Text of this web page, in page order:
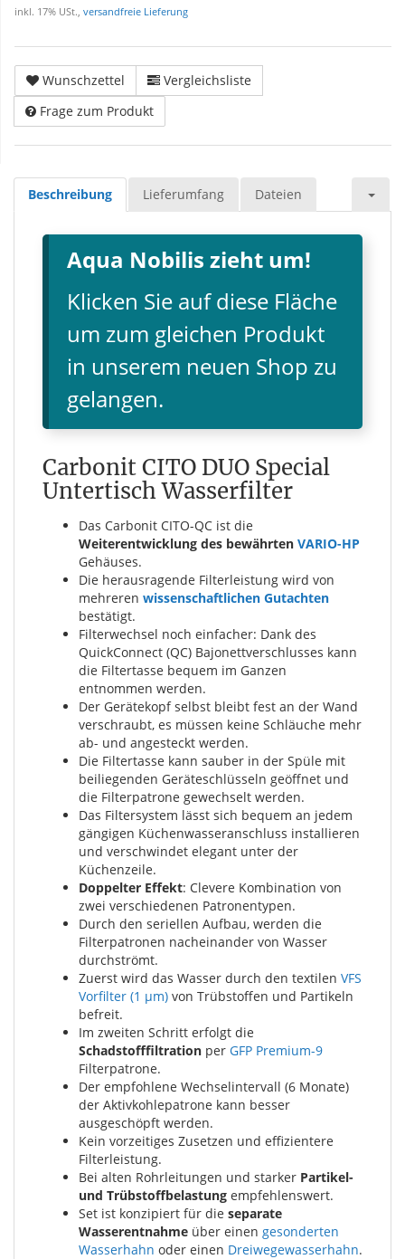
inkl. 17% USt., versandfreie Lieferung
Wunschzettel
Vergleichsliste
Frage zum Produkt
Beschreibung Lieferumfang Dateien
Aqua Nobilis zieht um!
Klicken Sie auf diese Fläche
um zum gleichen Produkt
in unserem neuen Shop zu
gelangen.
Carbonit CITO DUO Special
Untertisch Wasserfilter
Das Carbonit CITO-QC ist die
Weiterentwicklung des bewährten VARIO-HP
Gehäuses.
Die herausragende Filterleistung wird von
mehreren wissenschaftlichen Gutachten
bestätigt.
Filterwechsel noch einfacher: Dank des
QuickConnect (QC) Bajonettverschlusses kann
die Filtertasse bequem im Ganzen
entnommen werden.
Der Gerätekopf selbst bleibt fest an der Wand
verschraubt, es müssen keine Schläuche mehr
ab- und angesteckt werden.
Die Filtertasse kann sauber in der Spüle mit
beiliegenden Geräteschlüsseln geöffnet und
die Filterpatrone gewechselt werden.
Das Filtersystem lässt sich bequem an jedem
gängigen Küchenwasseranschluss installieren
und verschwindet elegant unter der
Küchenzeile.
Doppelter Effekt: Clevere Kombination von
zwei verschiedenen Patronentypen.
Durch den seriellen Aufbau, werden die
Filterpatronen nacheinander von Wasser
durchströmt.
Zuerst wird das Wasser durch den textilen VFS
Vorfilter (1 µm) von Trübstoffen und Partikeln
befreit.
Im zweiten Schritt erfolgt die
Schadstofffiltration per GFP Premium-9
Filterpatrone.
Der empfohlene Wechselintervall (6 Monate)
der Aktivkohlepatrone kann besser
ausgeschöpft werden.
Kein vorzeitiges Zusetzen und effizientere
Filterleistung.
Bei alten Rohrleitungen und starker Partikel-
und Trübstoffbelastung empfehlenswert.
Set ist konzipiert für die separate
Wasserentnahme über einen gesonderten
Wasserhahn oder einen Dreiwegewasserhahn.